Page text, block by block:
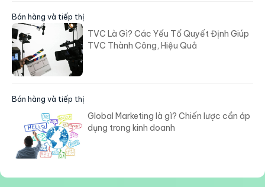
Bán hàng và tiếp thị
TVC Là Gì? Các Yếu Tố Quyết Định Giúp
TVC Thành Công, Hiệu Quả
Bán hàng và tiếp thị
Global Marketing là gì? Chiến lược cần áp
dụng trong kinh doanh